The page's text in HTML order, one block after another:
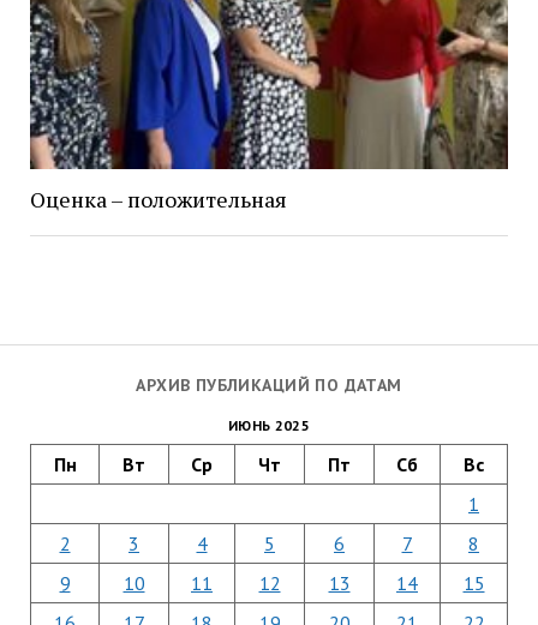
АРХИВ ПУБЛИКАЦИЙ ПО ДАТАМ
ИЮНЬ 2025
Пн Вт Ср Чт Пт Сб Вс
1
2
3 4 5 6 7
8
9
10 11 12 13 14
15
Оценка – положительная